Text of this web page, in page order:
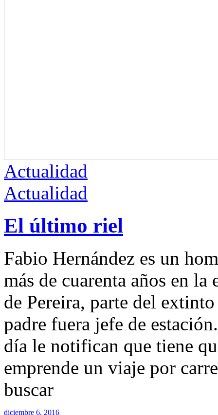
Actualidad
Actualidad
El último riel
Fabio Hernández es un
más de cuarenta años en
de Pereira, parte del
padre fuera jefe de
día le notifican que tiene
emprende un viaje por
buscar
diciembre 6, 2016